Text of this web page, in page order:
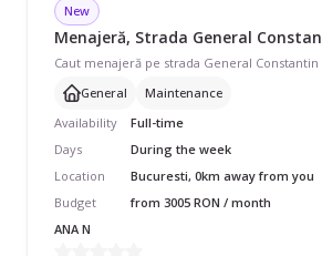
New
General
Maintenance
Availability
Full-time
Days
During the week
Location
Bucuresti, 0km away from you
Budget
from 3005 RON / month
ANA N